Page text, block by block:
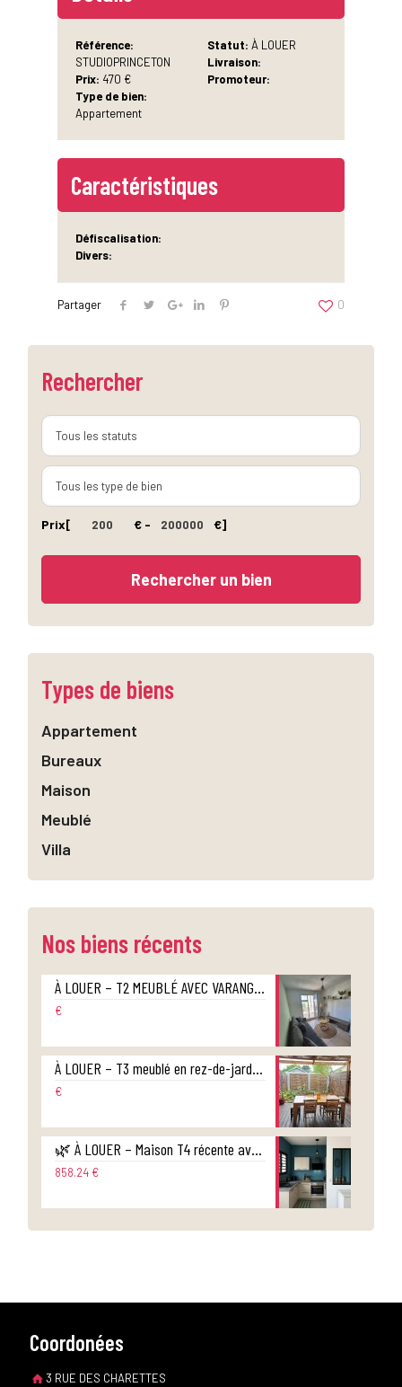
Référence:
STUDIOPRINCETON
Prix: 470 €
Type de bien:
Appartement
Statut: À LOUER
Livraison:
Promoteur:
Caractéristiques
Défiscalisation:
Divers:
Partager 0
Rechercher
Prix[ € - €]
Types de biens
Appartement
Bureaux
Maison
Meublé
Villa
Nos biens récents
À LOUER – T2 MEUBLÉ AVEC VARANGUE ET PARKING – RÉSIDENCE HERITAGE – CENTRE-VILLE DE SAINT-DENIS
€
À LOUER – T3 meublé en rez-de-jardin style maison jumelée – Ravine des Cabris
€
🌿 À LOUER – Maison T4 récente avec jardin – Sainte-Suzanne
858.24 €
Coordonées
3 RUE DES CHARETTES